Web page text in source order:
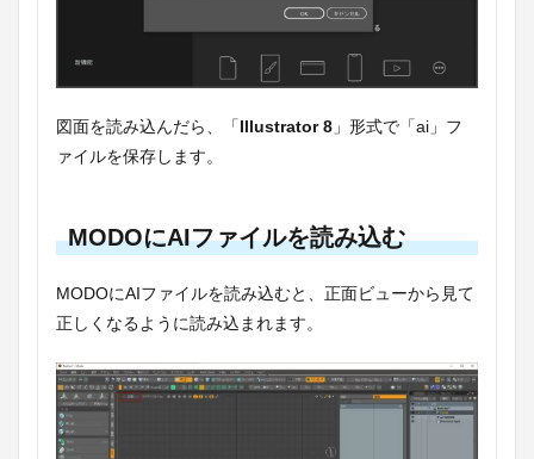
図面を読み込んだら、「Illustrator 8 」形式で「ai」フ
ァイルを保存します。
MODOにAIファイルを読み込む
MODOにAIファイルを読み込むと、正面ビューから見て
正しくなるように読み込まれます。